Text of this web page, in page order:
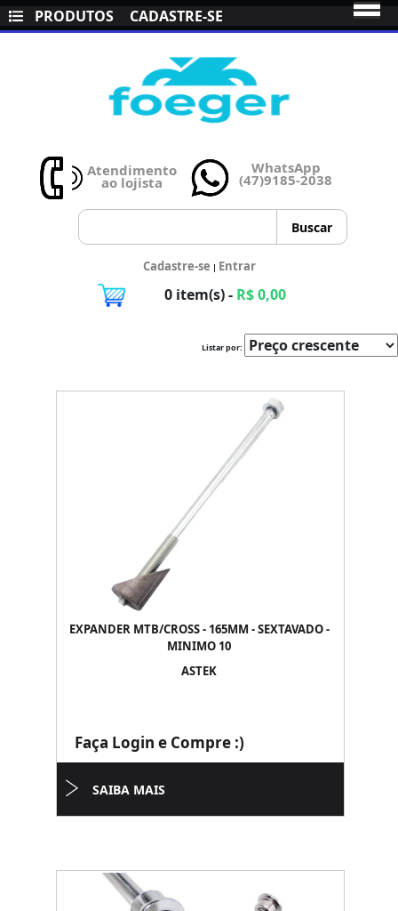
PRODUTOS CADASTRE-SE
Atendimento
ao lojista
WhatsApp
(47)9185-2038
Cadastre-se | Entrar
0 item(s) - R$ 0,00
Listar por:
EXPANDER MTB/CROSS - 165MM - SEXTAVADO -
MINIMO 10
ASTEK
Faça Login e Compre :)
SAIBA MAIS